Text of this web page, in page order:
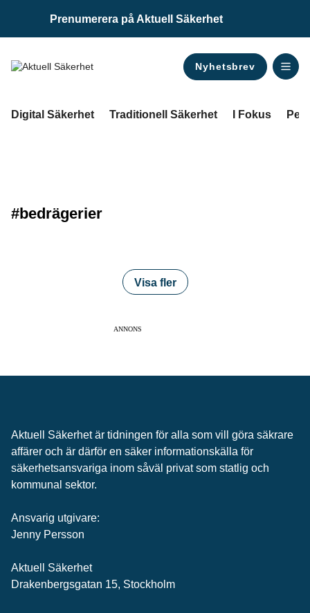
Prenumerera på Aktuell Säkerhet
Nyhetsbrev
Digital Säkerhet Traditionell Säkerhet I Fokus
#bedrägerier
Visa fler
ANNONS
Aktuell Säkerhet är tidningen för alla som vill göra säkrare
affärer och är därför en säker informationskälla för
säkerhets­ansvariga inom såväl privat som statlig och
kommunal sektor.
Ansvarig utgivare:
Jenny Persson
Aktuell Säkerhet
Drakenbergsgatan 15, Stockholm